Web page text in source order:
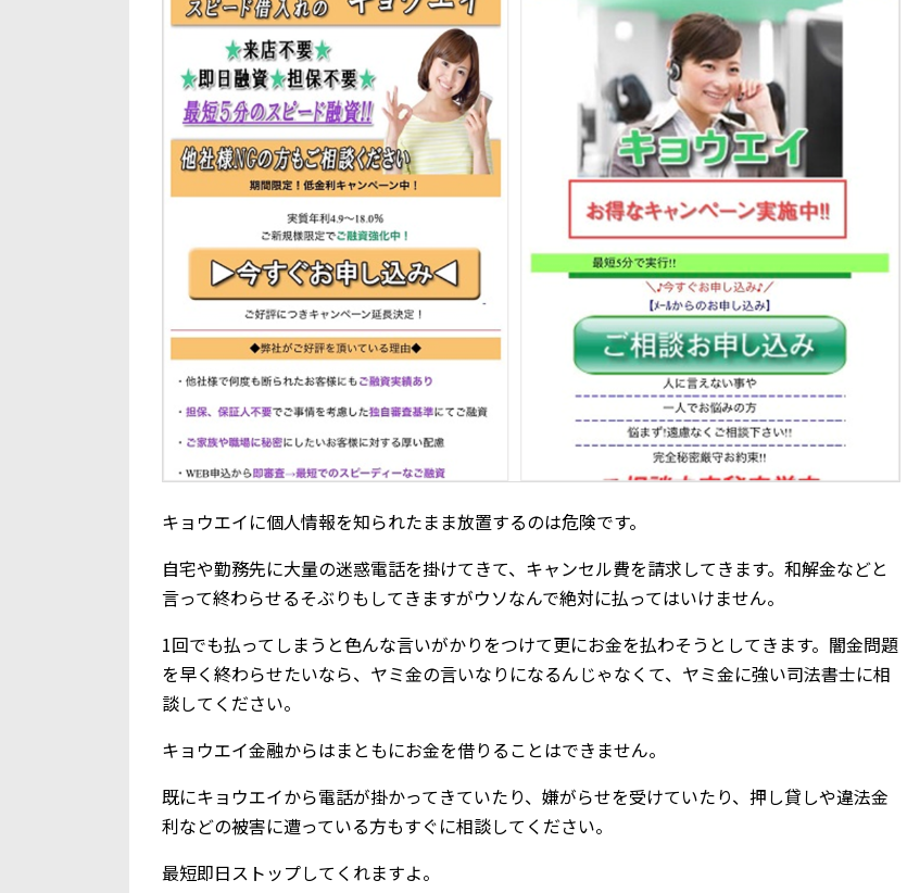
キョウエイに個人情報を知られたまま放置するのは危険です。
自宅や勤務先に大量の迷惑電話を掛けてきて、キャンセル費を請求してきます。和解金などと
言って終わらせるそぶりもしてきますがウソなんで絶対に払ってはいけません。
1回でも払ってしまうと色んな言いがかりをつけて更にお金を払わそうとしてきます。闇金問題
を早く終わらせたいなら、ヤミ金の言いなりになるんじゃなくて、ヤミ金に強い司法書士に相
談してください。
キョウエイ金融からはまともにお金を借りることはできません。
既にキョウエイから電話が掛かってきていたり、嫌がらせを受けていたり、押し貸しや違法金
利などの被害に遭っている方もすぐに相談してください。
最短即日ストップしてくれますよ。